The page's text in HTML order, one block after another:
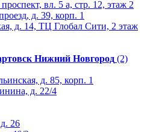
вл. 5 а, стр. 12, этаж 2
д. 39, корп. 1
д. 14, ТЦ Глобал Сити, 2 этаж
Нижний Новгород (2)
д. 85, корп. 1
д. 22/4
26